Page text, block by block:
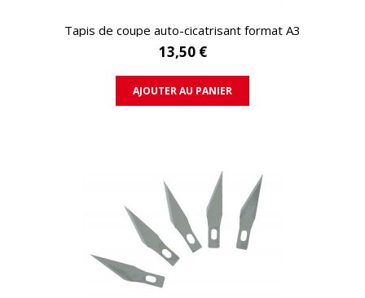
APERÇU RAPIDE
Tapis de coupe auto-cicatrisant format A3
13,50 €
AJOUTER AU PANIER